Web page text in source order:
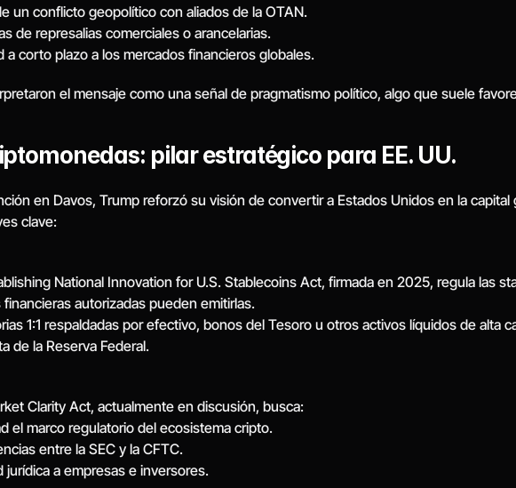
un conflicto geopolítico con aliados de la OTAN.
de represalias comerciales o arancelarias.
a corto plazo a los mercados financieros globales.
el mensaje como una señal de pragmatismo político, algo que suele
pilar estratégico para EE. UU.
en Davos, Trump reforzó su visión de convertir a Estados Unidos en la capital
clave:
National Innovation for U.S. Stablecoins Act, firmada en 2025, regula las
autorizadas pueden emitirlas.
1:1 respaldadas por efectivo, bonos del Tesoro u otros activos líquidos de alta
de la Reserva Federal.
Clarity Act, actualmente en discusión, busca:
el marco regulatorio del ecosistema cripto.
entre la SEC y la CFTC.
jurídica a empresas e inversores.